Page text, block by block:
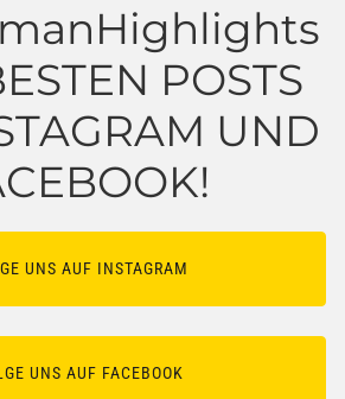
POSTS
UND
UNS AUF INSTAGRAM
UNS AUF FACEBOOK